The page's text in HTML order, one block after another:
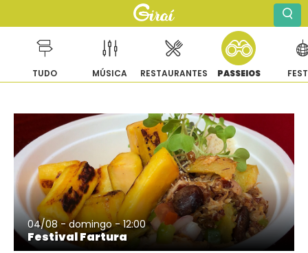
para
conteúdo
TUDO MÚSICA RESTAURANTES PASSEIOS
04/08 - domingo - 12:00
Festival Fartura